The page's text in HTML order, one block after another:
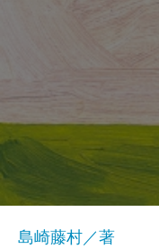
島崎藤村／著